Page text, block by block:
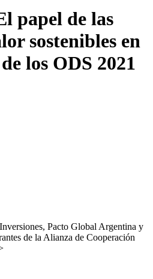
papel de las
sostenibles en
los ODS 2021
Pacto Global Argentina y
de la Alianza de Cooperación